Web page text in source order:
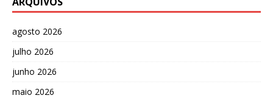
agosto 2026
julho 2026
junho 2026
maio 2026